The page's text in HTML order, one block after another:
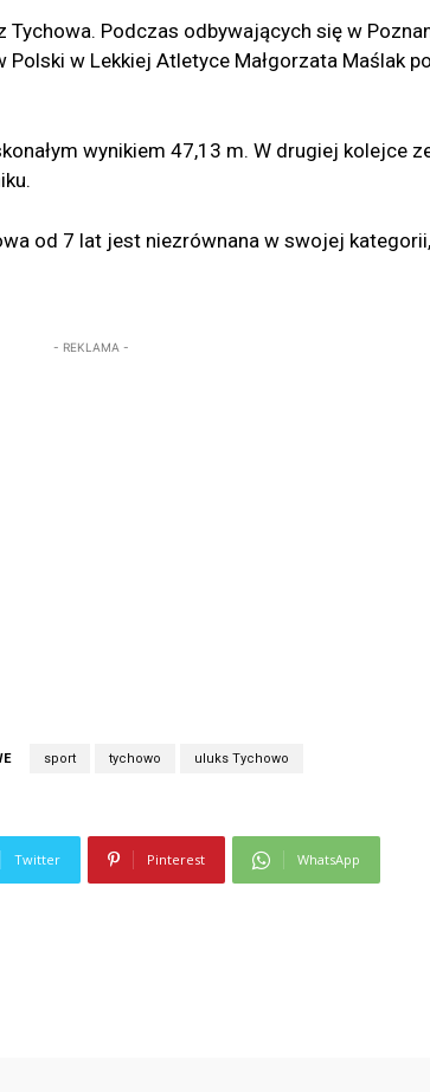
Tychowa. Podczas odbywających się w
w Lekkiej Atletyce Małgorzata Maślak
wynikiem 47,13 m. W drugiej kolejce
od 7 lat jest niezrównana w swojej kategorii,
- REKLAMA -
sport tychowo uluks Tychowo
Twitter Pinterest WhatsApp